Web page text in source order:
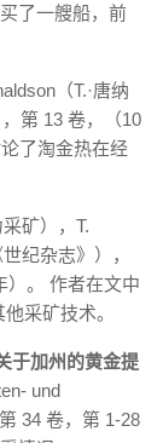
了一艘船，前
（T.·唐纳
第 13 卷，（10
了淘金热在经
采矿），T.
纪杂志》），
）。 作者在文中
采矿技术。
于加州的黄金提
und
34 卷，第 1-28